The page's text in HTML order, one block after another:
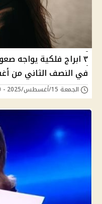
٣ ابراج فلكية يواجه
في النصف الثاني من
الجمعة 15/أغسطس/2025 - 06:00 ص